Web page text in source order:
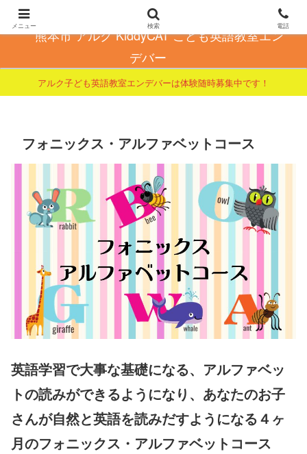
こども英会話で自信とやる気を育てる
熊本市 アルク KiddyCAT こども英語教室エン
デバー
アルク子ども英語教室エンデバーは体験随時募集中です！
フォニックス・アルファベットコース
英語学習で大事な基礎になる、アルファベッ
トの読みができるようになり、あなたのお子
さんが自然と英語を読みだすようになる４ヶ
月のフォニックス・アルファベットコース
メニュー 検索 電話